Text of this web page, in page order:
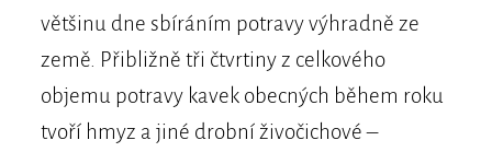
většinu dne sbíráním potravy výhradně ze
země. Přibližně tři čtvrtiny z celkového
objemu potravy kavek obecných během roku
tvoří hmyz a jiné drobní živočichové –